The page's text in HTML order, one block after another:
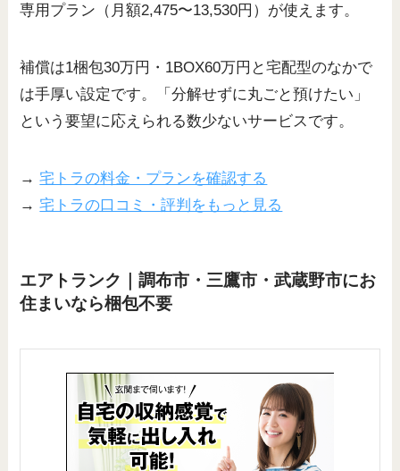
専用プラン（月額2,475〜13,530円）が使えます。
補償は1梱包30万円・1BOX60万円と宅配型のなかで
は手厚い設定です。「分解せずに丸ごと預けたい」
という要望に応えられる数少ないサービスです。
→宅トラの料金・プランを確認する
→宅トラの口コミ・評判をもっと見る
エアトランク｜調布市・三鷹市・武蔵野市にお
住まいなら梱包不要